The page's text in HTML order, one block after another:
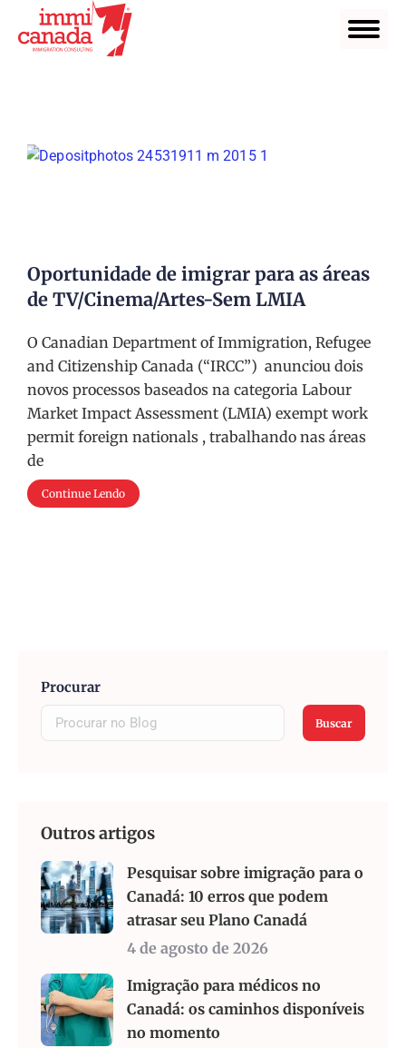
Oportunidade de imigrar para as áreas
de TV/Cinema/Artes-Sem LMIA
O Canadian Department of Immigration, Refugee
and Citizenship Canada (“IRCC”) anunciou dois
novos processos baseados na categoria Labour
Market Impact Assessment (LMIA) exempt work
permit foreign nationals , trabalhando nas áreas
de
Continue Lendo
Procurar
Buscar
Outros artigos
Pesquisar sobre imigração para o
Canadá: 10 erros que podem
atrasar seu Plano Canadá
4 de agosto de 2026
Imigração para médicos no
Canadá: os caminhos disponíveis
no momento